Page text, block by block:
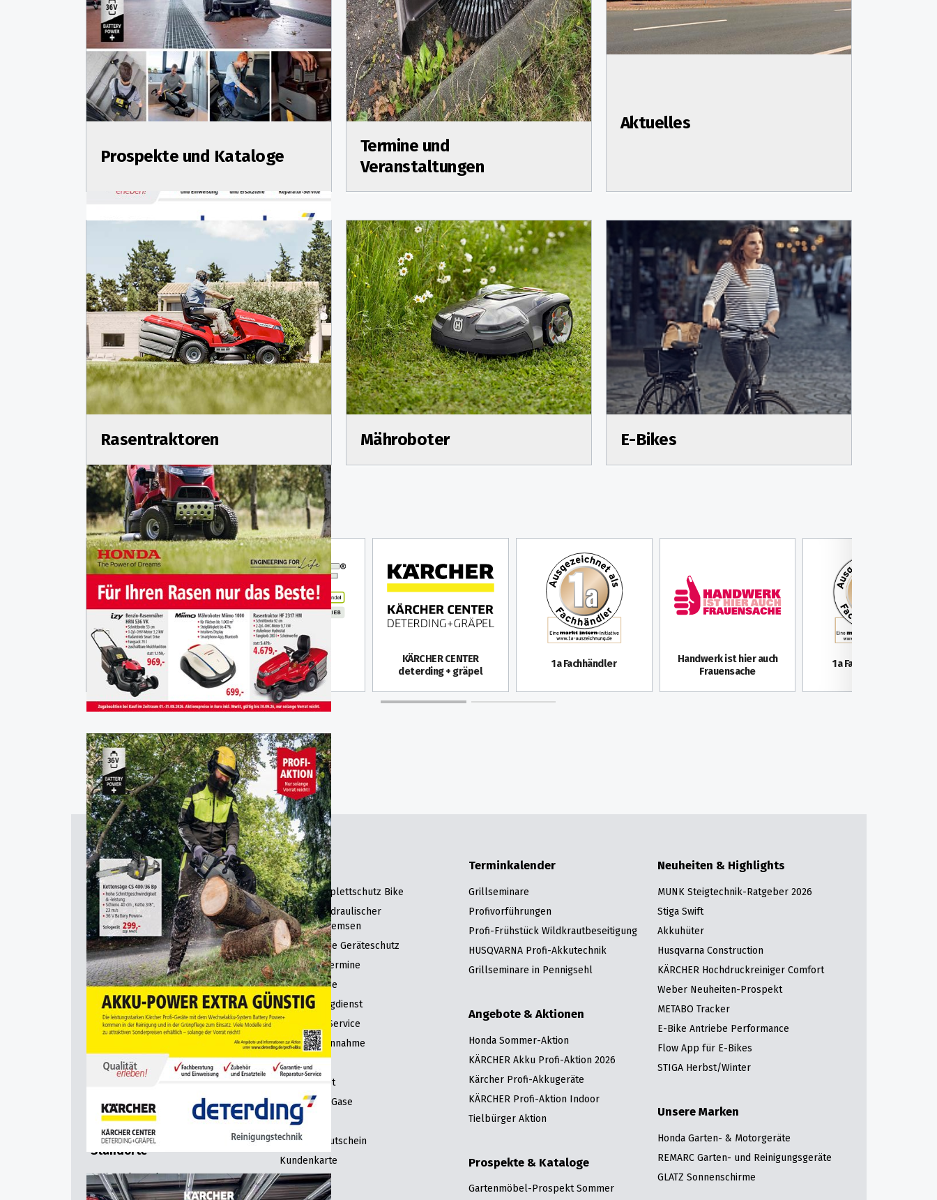
Prospekte und Kataloge
Termine und
Veranstaltungen
Aktuelles
Rasentraktoren Mähroboter E-Bikes
Kompetent in Service und Beratung
111 Jahre Deterding
Qualifizierter
Motorgeräte-
Fachhandel
KÄRCHER CENTER
deterding + gräpel
1a Fachhändler
Handwerk ist hier auch
Frauensache
1a Fachwerkstatt
Sortiment
Gartentechnik & Motorgeräte
Mähroboter & Automower
Forsttechnik & Motorsägen
Wassertechnik
Reinigungstechnik
Werkzeug & Maschinen
Workwear & Arbeitsschutz
Fahrräder & E-Bikes
Gartenmöbel & Strandkörbe
Unsere Marken
Standorte
Fachmarkt Garbsen
KÄRCHER Center in Garbsen
Service
linexo Komplettschutz Bike
Wartung hydraulischer
Scheibenbremsen
Wertgarantie Geräteschutz
Beratungstermine
Lieferservice
Hol- & Bringdienst
Werkstatt-Service
Reparaturannahme
Ersatzteile
Schärfdienst
Technische Gase
Mietgeräte
Geschenkgutschein
Kundenkarte
Terminkalender
Grillseminare
Profivorführungen
Profi-Frühstück Wildkrautbeseitigung
HUSQVARNA Profi-Akkutechnik
Grillseminare in Pennigsehl
Angebote & Aktionen
Honda Sommer-Aktion
KÄRCHER Akku Profi-Aktion 2026
Kärcher Profi-Akkugeräte
KÄRCHER Profi-Aktion Indoor
Tielbürger Aktion
Prospekte & Kataloge
Gartenmöbel-Prospekt Sommer
Neuheiten & Highlights
MUNK Steigtechnik-Ratgeber 2026
Stiga Swift
Akkuhüter
Husqvarna Construction
KÄRCHER Hochdruckreiniger Comfort
Weber Neuheiten-Prospekt
METABO Tracker
E-Bike Antriebe Performance
Flow App für E-Bikes
STIGA Herbst/Winter
Unsere Marken
Honda Garten- & Motorgeräte
REMARC Garten- und Reinigungsgeräte
GLATZ Sonnenschirme